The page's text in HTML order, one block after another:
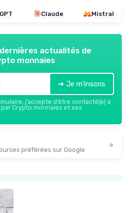
Claude Mistral
actualités de
monnaies
➔ Je m'inscris
j’accepte d’être contacté(e) à
Crypto monnaies et ses
préférées sur Google